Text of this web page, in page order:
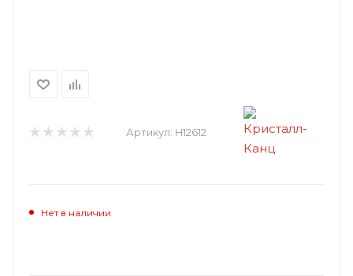
Артикул: H12612
Нет в наличии